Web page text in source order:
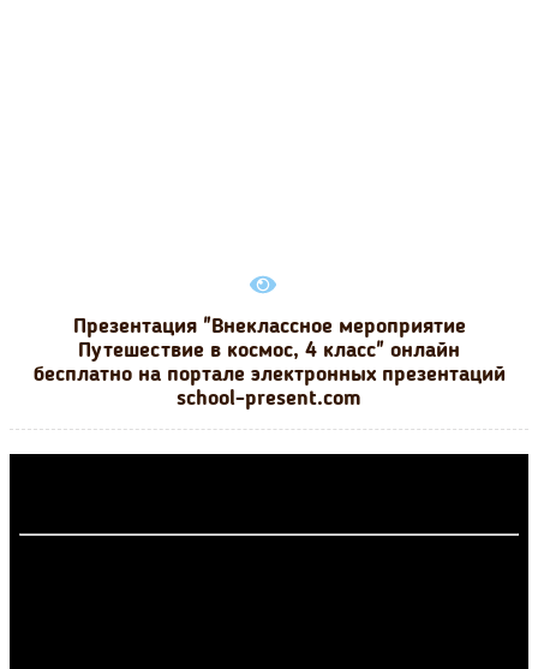
Презентация "Внеклассное мероприятие
Путешествие в космос, 4 класс" онлайн
бесплатно на портале электронных презентаций
school-present.com